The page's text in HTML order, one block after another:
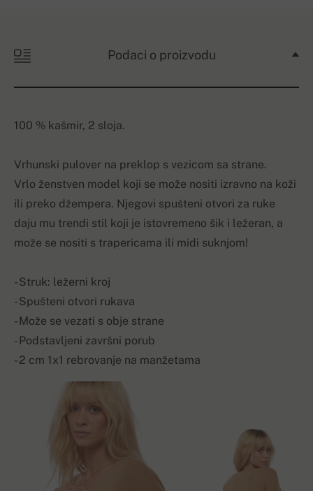
Podaci o proizvodu
100 % kašmir, 2 sloja.
Vrhunski pulover na preklop s vezicom sa strane.
Vrlo ženstven model koji se može nositi izravno na koži
ili preko džempera. Njegovi spušteni otvori za ruke
daju mu trendi stil koji je istovremeno šik i ležeran, a
može se nositi s trapericama ili midi suknjom!
- Struk: ležerni kroj
- Spušteni otvori rukava
- Može se vezati s obje strane
- Podstavljeni završni porub
- 2 cm 1x1 rebrovanje na manžetama